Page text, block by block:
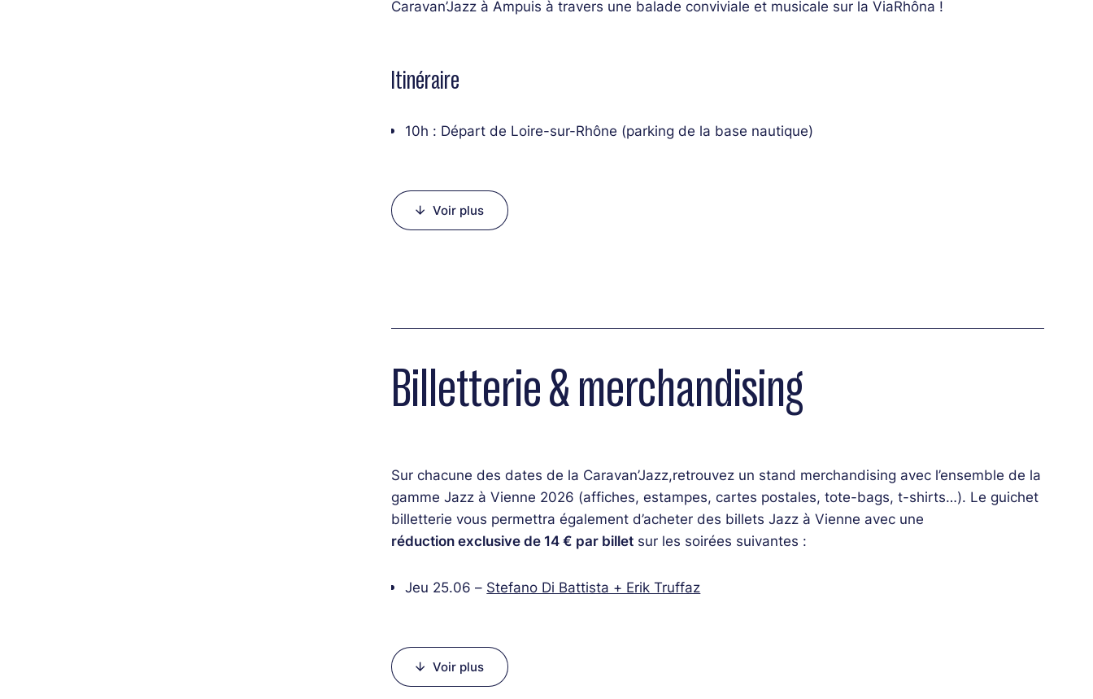
Caravan’Jazz à Ampuis à travers une balade conviviale et musicale sur la ViaRhôna !
Itinéraire
10h : Départ de Loire-sur-Rhône (parking de la base nautique)
10h43 : Saint-Cyr-sur-le-Rhône (Parc de Maison Blanche)
11h : Arrivée à Ampuis (Guinguette de la Traille)
Voir plus
Billetterie & merchandising
Sur chacune des dates de la Caravan’Jazz,retrouvez un stand merchandising avec l’ensemble de la
gamme Jazz à Vienne 2026 (affiches, estampes, cartes postales, tote-bags, t-shirts…). Le guichet
billetterie vous permettra également d’acheter des billets Jazz à Vienne avec une
réduction exclusive de 14 € par billet sur les soirées suivantes :
Jeu 25.06 – Stefano Di Battista + Erik Truffaz
Mar 30.06 –Groundation + Kokoroko
Mer 01.07 – Imany + Molly Johnson
Voir plus